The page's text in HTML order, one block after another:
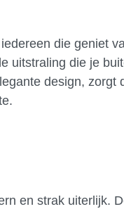
die geniet
uitstraling die je
design, zorgt
en strak uiterlijk.